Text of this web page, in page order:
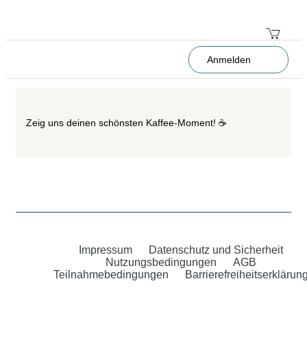
Anmelden
Zeig uns deinen schönsten Kaffee-Moment! ☕
Impressum
Datenschutz und Sicherheit
Nutzungsbedingungen
AGB
Teilnahmebedingungen